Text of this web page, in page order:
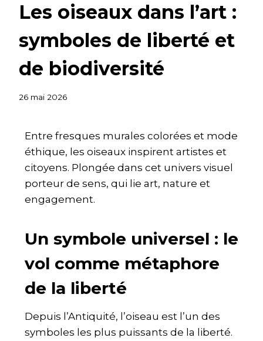
Les oiseaux dans l’art :
symboles de liberté et
de biodiversité
26 mai 2026
Entre fresques murales colorées et mode
éthique, les oiseaux inspirent artistes et
citoyens. Plongée dans cet univers visuel
porteur de sens, qui lie art, nature et
engagement.
Un symbole universel : le
vol comme métaphore
de la liberté
Depuis l’Antiquité, l’oiseau est l’un des
symboles les plus puissants de la liberté.